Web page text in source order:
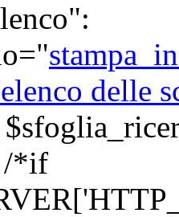
delle
/*if